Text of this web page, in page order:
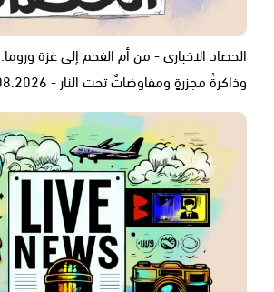
الحصاد الاخباري - من أم الفحم إلى غزة
وذاكرةُ مجزرةٍ ومفاوضاتٌ تحت النار - 04.08.2026